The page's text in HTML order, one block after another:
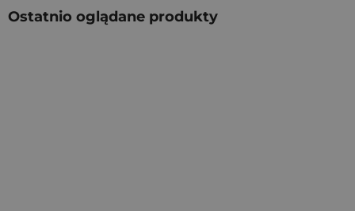
Ostatnio oglądane produkty